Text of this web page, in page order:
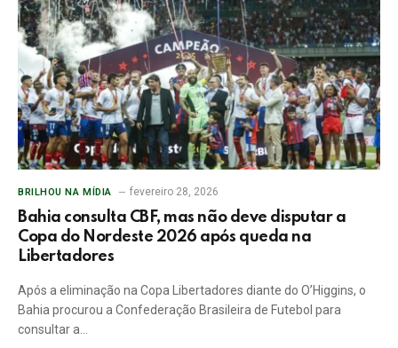
BRILHOU NA MÍDIA fevereiro 28, 2026
Bahia consulta CBF, mas não deve disputar a
Copa do Nordeste 2026 após queda na
Libertadores
Após a eliminação na Copa Libertadores diante do O’Higgins, o
Bahia procurou a Confederação Brasileira de Futebol para
consultar a…